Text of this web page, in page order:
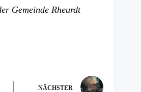
Gemeinde Rheurdt
NÄCHSTER